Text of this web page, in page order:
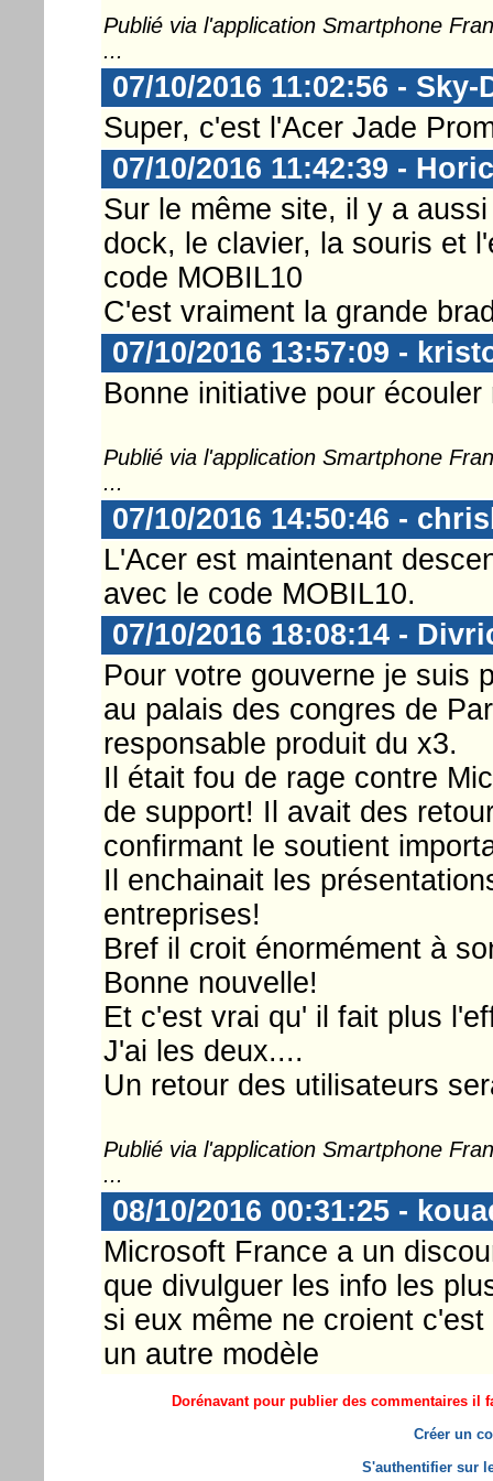
Publié via l'application Smartphone
...
07/10/2016 11:02:56 - Sky-
Super, c'est l'Acer Jade
07/10/2016 11:42:39 -
Sur le même site, il y a
dock, le clavier, la souris et
code MOBIL10
C'est vraiment la grande
07/10/2016 13:57:09 -
Bonne initiative pour
Publié via l'application Smartphone
...
07/10/2016 14:50:46 -
L'Acer est maintenant
avec le code MOBIL10.
07/10/2016 18:08:14 -
Pour votre gouverne je suis
au palais des congres de
responsable produit du x3.
Il était fou de rage contre
de support! Il avait des
confirmant le soutient
Il enchainait les
entreprises!
Bref il croit énormément à
Bonne nouvelle!
Et c'est vrai qu' il fait plus
J'ai les deux....
Un retour des utilisateurs
Publié via l'application Smartphone
...
08/10/2016 00:31:25 -
Microsoft France a un
que divulguer les info les
si eux même ne croient
un autre modèle
Dorénavant pour publier des commentaires il
Créer un
S'authentifier sur